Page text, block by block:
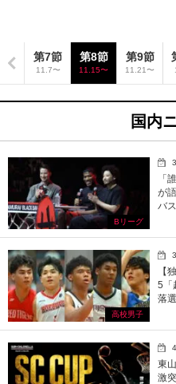
節
〜
第7節
11.7〜
第8節
11.15〜
第9節
11.21〜
国内
Bリーグ
「
が
バ
高校男子
【
5「
落
東
激